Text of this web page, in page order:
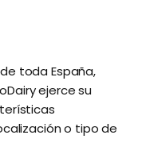
toda España,
ejerce su
o tipo de